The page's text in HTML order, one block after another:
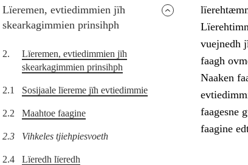
Lïeremen, evtiedimmien jïh
skearkagimmien prinsihph
2.
Lïeremen, evtiedimmien jïh
skearkagimmien prinsihph
2.1 Sosijaale lïereme jïh evtiedimmie
2.2 Maahtoe faagine
2.3 Vihkeles tjiehpiesvoeth
2.4 Lïeredh lïeredh
vuejnedh
faagh
Naaken
faagesne
faagine